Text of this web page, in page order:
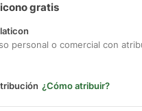
gratis
personal o comercial con
¿Cómo atribuir?